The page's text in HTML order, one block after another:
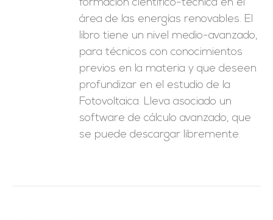
formación científico-técnica en el
área de las energías renovables. El
libro tiene un nivel medio-avanzado,
para técnicos con conocimientos
previos en la materia y que deseen
profundizar en el estudio de la
Fotovoltaica. Lleva asociado un
software de cálculo avanzado, que
se puede descargar libremente.